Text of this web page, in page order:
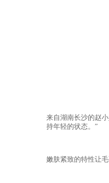
来自湖南长沙的赵小
持年轻的状态。”
嫩肤紧致的特性让